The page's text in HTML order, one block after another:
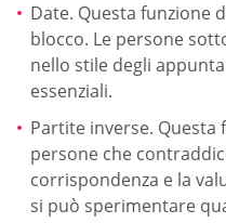
Date. Questa funzione
blocco. Le persone
nello stile degli
essenziali.
Partite inverse.
persone che
corrispondenza e la
si può sperimentare